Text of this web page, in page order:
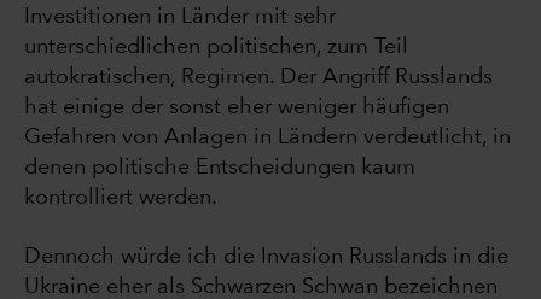
Investitionen in Länder mit sehr
unterschiedlichen politischen, zum Teil
autokratischen, Regimen. Der Angriff Russlands
hat einige der sonst eher weniger häufigen
Gefahren von Anlagen in Ländern verdeutlicht, in
denen politische Entscheidungen kaum
kontrolliert werden.
Dennoch würde ich die Invasion Russlands in die
Ukraine eher als Schwarzen Schwan bezeichnen